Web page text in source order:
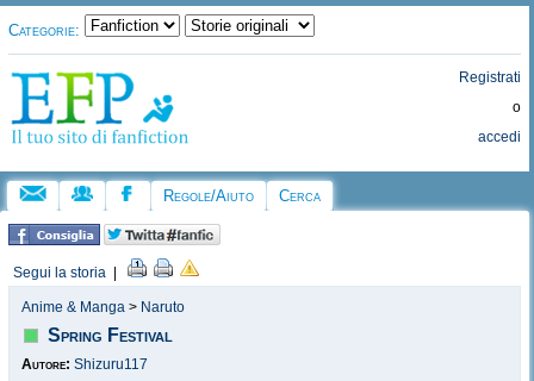
Categorie:
Registrati
o
accedi
Regole/Aiuto Cerca
Segui la storia
Anime & Manga > Naruto
Spring Festival
Autore: Shizuru117